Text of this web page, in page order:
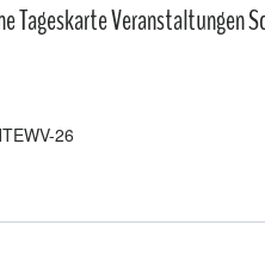
Tageskarte Veranstaltungen
26